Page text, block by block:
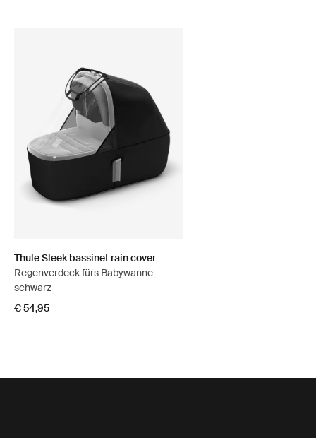
Thule Sleek bassinet rain cover
Regenverdeck fürs Babywanne
schwarz
€ 54,95